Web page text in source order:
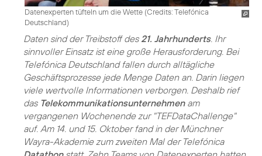
Datenexperten tüfteln um die Wette (Credits: Telefónica
Deutschland)
Daten sind der Treibstoff des 21. Jahrhunderts. Ihr
sinnvoller Einsatz ist eine große Herausforderung. Bei
Telefónica Deutschland fallen durch alltägliche
Geschäftsprozesse jede Menge Daten an. Darin liegen
viele wertvolle Informationen verborgen. Deshalb rief
das Telekommunikationsunternehmenam
vergangenen Wochenende zur "TEFDataChallenge"
auf. Am 14. und 15. Oktober fand in der Münchner
Wayra-Akademie zum zweiten Mal der Telefónica